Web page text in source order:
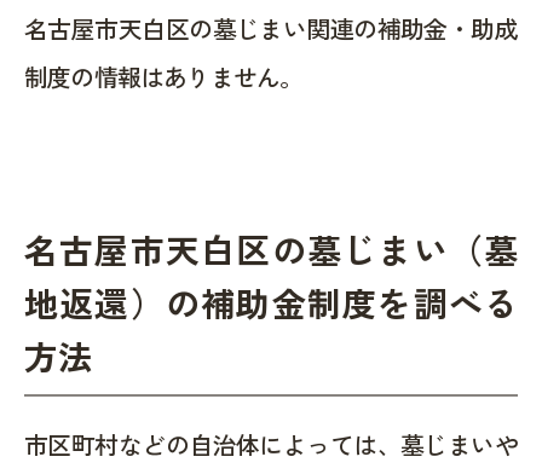
名古屋市天白区の墓じまい関連の補助金・助成
制度の情報はありません。
名古屋市天白区の墓じまい（墓
地返還）の補助金制度を調べる
方法
市区町村などの自治体によっては、墓じまいや